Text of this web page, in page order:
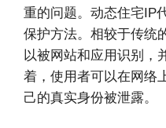
重的问题。动态住宅IP
保护方法。相较于传统
以被网站和应用识别，
着，使用者可以在网络
己的真实身份被泄露。